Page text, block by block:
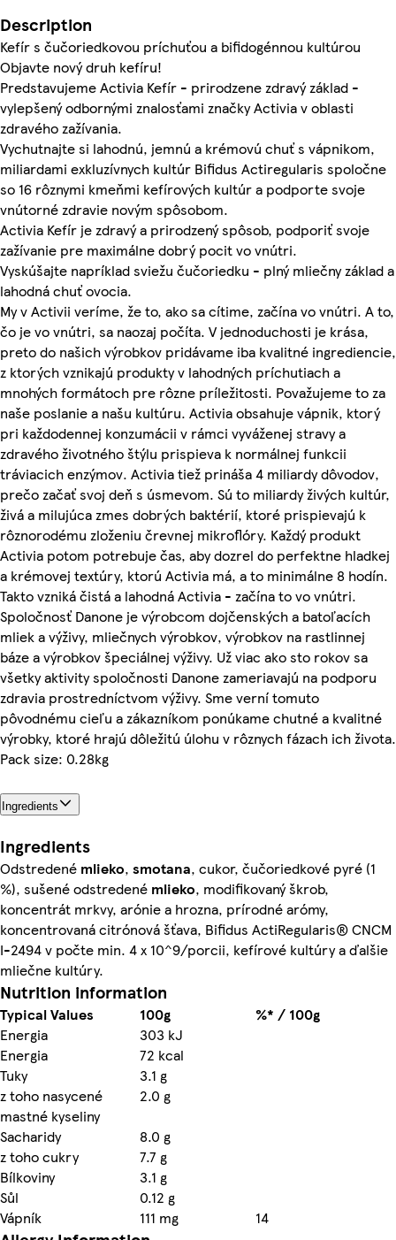
Description
Kefír s čučoriedkovou príchuťou a bifidogénnou kultúrou
Objavte nový druh kefíru!
Predstavujeme Activia Kefír - prirodzene zdravý základ -
vylepšený odbornými znalosťami značky Activia v oblasti
zdravého zažívania.
Vychutnajte si lahodnú, jemnú a krémovú chuť s vápnikom,
miliardami exkluzívnych kultúr Bifidus Actiregularis spoločne
so 16 rôznymi kmeňmi kefírových kultúr a podporte svoje
vnútorné zdravie novým spôsobom.
Activia Kefír je zdravý a prirodzený spôsob, podporiť svoje
zažívanie pre maximálne dobrý pocit vo vnútri.
Vyskúšajte napríklad sviežu čučoriedku - plný mliečny základ a
lahodná chuť ovocia.
My v Activii veríme, že to, ako sa cítime, začína vo vnútri. A to,
čo je vo vnútri, sa naozaj počíta. V jednoduchosti je krása,
preto do našich výrobkov pridávame iba kvalitné ingrediencie,
z ktorých vznikajú produkty v lahodných príchutiach a
mnohých formátoch pre rôzne príležitosti. Považujeme to za
naše poslanie a našu kultúru. Activia obsahuje vápnik, ktorý
pri každodennej konzumácii v rámci vyváženej stravy a
zdravého životného štýlu prispieva k normálnej funkcii
tráviacich enzýmov. Activia tiež prináša 4 miliardy dôvodov,
prečo začať svoj deň s úsmevom. Sú to miliardy živých kultúr,
živá a milujúca zmes dobrých baktérií, ktoré prispievajú k
rôznorodému zloženiu črevnej mikroflóry. Každý produkt
Activia potom potrebuje čas, aby dozrel do perfektne hladkej
a krémovej textúry, ktorú Activia má, a to minimálne 8 hodín.
Takto vzniká čistá a lahodná Activia - začína to vo vnútri.
Spoločnosť Danone je výrobcom dojčenských a batoľacích
mliek a výživy, mliečnych výrobkov, výrobkov na rastlinnej
báze a výrobkov špeciálnej výživy. Už viac ako sto rokov sa
všetky aktivity spoločnosti Danone zameriavajú na podporu
zdravia prostredníctvom výživy. Sme verní tomuto
pôvodnému cieľu a zákazníkom ponúkame chutné a kvalitné
výrobky, ktoré hrajú dôležitú úlohu v rôznych fázach ich života.
Pack size: 0.28kg
Ingredients
Ingredients
Odstredené mlieko, smotana, cukor, čučoriedkové pyré (1
%), sušené odstredené mlieko, modifikovaný škrob,
koncentrát mrkvy, arónie a hrozna, prírodné arómy,
koncentrovaná citrónová šťava, Bifidus ActiRegularis® CNCM
I-2494 v počte min. 4 x 10^9/porcii, kefírové kultúry a ďalšie
mliečne kultúry.
Nutrition information
Typical Values 100g
%* / 100g
Energia
303 kJ
Energia
72 kcal
Tuky
3.1 g
z toho nasycené
mastné kyseliny
2.0 g
Sacharidy
8.0 g
z toho cukry
7.7 g
Bílkoviny
3.1 g
Sůl
0.12 g
Vápník
111 mg 14